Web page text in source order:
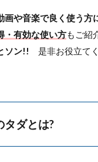
画や音楽で良く使う方
・有効な使い方もご紹
ソン!! 是非お役立て
タダとは?